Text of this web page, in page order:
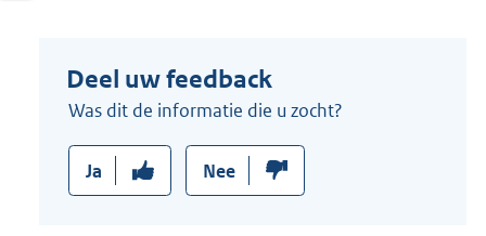
Deel uw feedback
Was dit de informatie die u zocht?
Ja Nee